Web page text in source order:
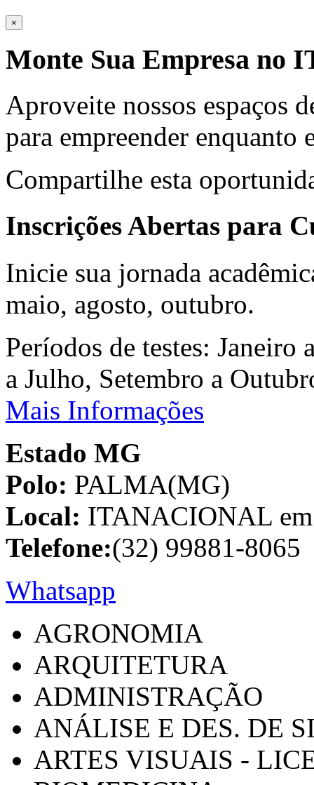
×
Monte Sua Empresa no
Aproveite nossos espaços
para empreender enquanto
Compartilhe esta
Inscrições Abertas para
Inicie sua jornada
maio, agosto, outubro.
Períodos de testes:
a Julho, Setembro a
Mais Informações
Estado MG
Polo: PALMA(MG)
Local: ITANACIONAL
Telefone:(32) 99881-8065
Whatsapp
AGRONOMIA
ARQUITETURA
ADMINISTRAÇÃO
ANÁLISE E DES. DE
ARTES VISUAIS -